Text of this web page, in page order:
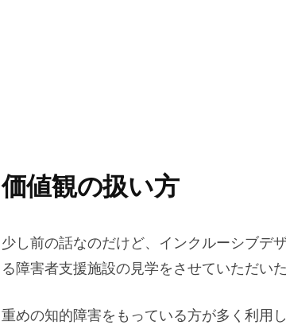
価値観の扱い方
少し前の話なのだけど、インクルーシブデ
る障害者支援施設の見学をさせていただいた
重めの知的障害をもっている方が多く利用